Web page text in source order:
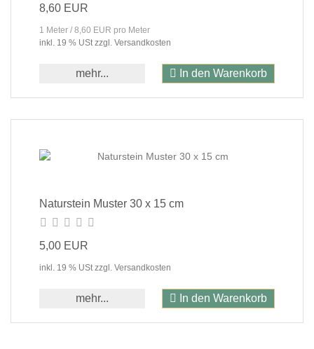
8,60 EUR
1 Meter / 8,60 EUR pro Meter
inkl. 19 % USt zzgl. Versandkosten
mehr... In den Warenkorb
Naturstein Muster 30 x 15 cm
5,00 EUR
inkl. 19 % USt zzgl. Versandkosten
mehr... In den Warenkorb